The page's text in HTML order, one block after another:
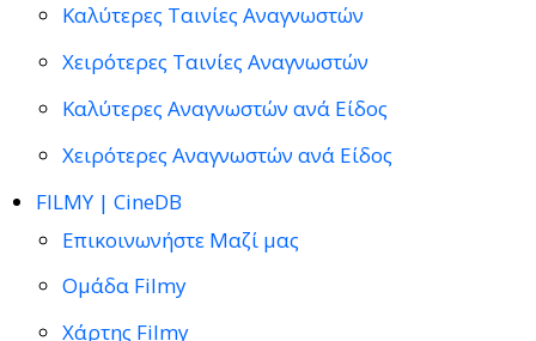
Καλύτερες Ταινίες Αναγνωστών
Χειρότερες Ταινίες Αναγνωστών
Καλύτερες Αναγνωστών ανά Είδος
Χειρότερες Αναγνωστών ανά Είδος
FILMY | CineDB
Επικοινωνήστε Μαζί μας
Ομάδα Filmy
Χάρτης Filmy